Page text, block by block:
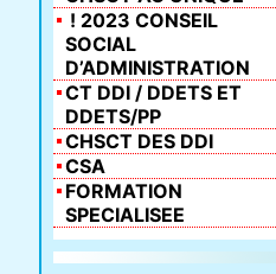
! 2023 CONSEIL
SOCIAL
D’ADMINISTRATION
CT DDI / DDETS ET
DDETS/PP
CHSCT DES DDI
CSA
FORMATION
SPECIALISEE